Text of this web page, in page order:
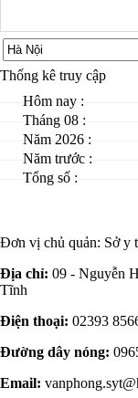
Thống kê truy cập
Hôm nay :
Tháng 08 :
Năm 2026 :
Năm trước :
Tổng số :
Đơn vị chủ quản: Sở y
Địa chỉ: 09 - Nguyễn
Tĩnh
Điện thoại: 02393
Đường dây nóng:
Email: